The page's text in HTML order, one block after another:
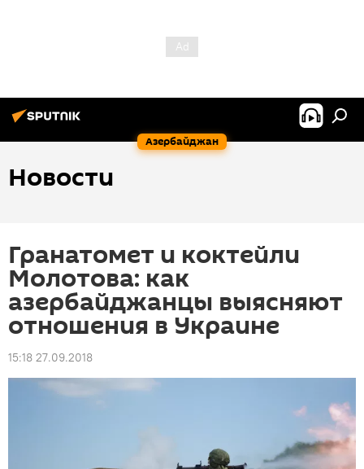
Азербайджан
Новости
Гранатомет и коктейли
Молотова: как
азербайджанцы выясняют
отношения в Украине
15:18 27.09.2018